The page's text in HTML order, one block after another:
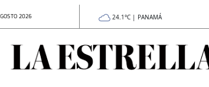
2026 24.1°C | PANAMÁ